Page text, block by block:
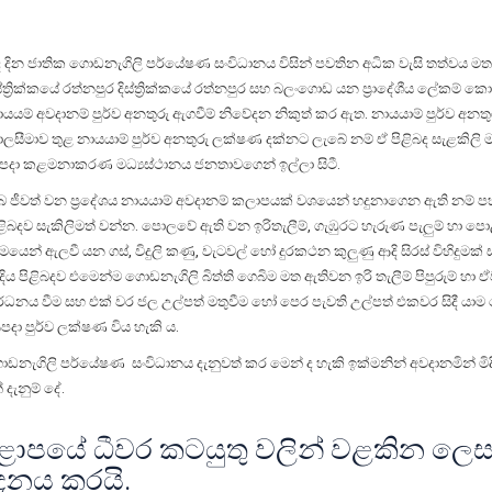
දින ජාතික ගොඩනැගිලි පර්යේෂණ සංවිධානය විසින් පවතින අධික වැසි තත්වය
රත්නපුර දිස්ත්‍රික්කයේ රත්නපුර සහ බලංගොඩ යන ප්‍රාදේශීය ලේකම්
අවදානම් පුර්ව අනතුරු ඇගවීම් නිවේදන නිකුත් කර ඇත. නායයාම් පුර්ව
තුළ නායයාම් පුර්ව අනතුරු ලක්ෂණ දක්නට ලැබේ නම් ඒ පිළිබද සැළකිලි
කළමනාකරණ මධ්‍යස්ථානය ජනතාවගෙන් ඉල්ලා සිටී.
ජීවත් වන ප්‍රදේශය නායයාම් අවදානම් කලාපයක් වශයෙන් හදුනාගෙන ඇති නම්
සැකිලිමත් වන්න. පොලවේ ඇති වන ඉරිතැලීම්, ගැඹුරට හැරුණ පැලුම් හා
ඇලවී යන ගස්, විදුලි කණු, වැටවල් හෝ දුරකථන කුලුණු ආදි සිරස් විහිදුමක්
පිළිබදව එමෙන්ම ගොඩනැගිලි බිත්ති ගෙබිම මත ඇතිවන ඉරි තැලීම් පිපුරුම් හා
වීම සහ එක් වර ජල උල්පත් මතුවීම හෝ පෙර පැවති උල්පත් එකවර සිදී
පුර්ව ලක්ෂණ විය හැකි ය.
පර්යේෂණ සංවිධානය දැනුවත් කර මෙන් ද හැකි ඉක්මනින් අවදානමින්
දේ.
ධීවර කටයුතු වලින් වළකින ලෙස
කරයි.